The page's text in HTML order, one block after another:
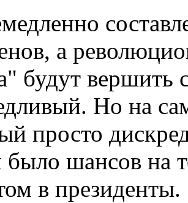
а
будут вершить
Но на
просто
шансов на
в президенты.